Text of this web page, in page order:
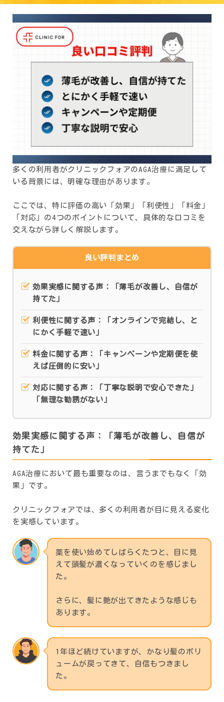
多くの利用者がクリニックフォアのAGA治療に満足して
いる背景には、明確な理由があります。
ここでは、特に評価の高い「効果」「利便性」「料金」
「対応」の4つのポイントについて、具体的な口コミを
交えながら詳しく解説します。
良い評判まとめ
効果実感に関する声：「薄毛が改善し、自信が
持てた」
利便性に関する声：「オンラインで完結し、と
にかく手軽で速い」
料金に関する声：「キャンペーンや定期便を使
えば圧倒的に安い」
対応に関する声：「丁寧な説明で安心できた」
「無理な勧誘がない」
効果実感に関する声：「薄毛が改善し、自信が
持てた」
AGA治療において最も重要なのは、言うまでもなく「効
果」です。
クリニックフォアでは、多くの利用者が目に見える変化
を実感しています。
薬を使い始めてしばらくたつと、目に見
えて頭髪が濃くなっていくのを感じまし
た。
さらに、髪に艶が出てきたような感じも
あります。
1年ほど続けていますが、かなり髪のボリ
ュームが戻ってきて、自信もつきまし
た。